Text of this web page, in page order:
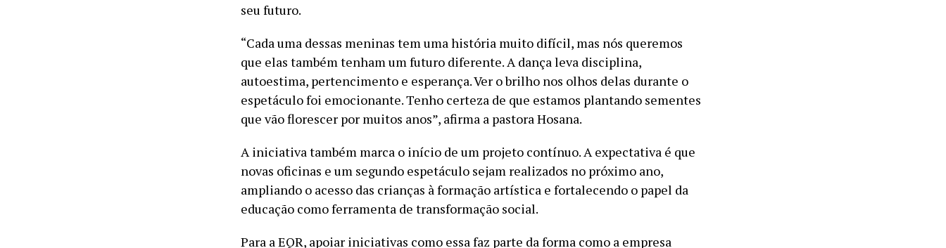
seu futuro.
“Cada uma dessas meninas tem uma história muito difícil, mas nós queremos
que elas também tenham um futuro diferente. A dança leva disciplina,
autoestima, pertencimento e esperança. Ver o brilho nos olhos delas durante o
espetáculo foi emocionante. Tenho certeza de que estamos plantando sementes
que vão florescer por muitos anos”, afirma a pastora Hosana.
A iniciativa também marca o início de um projeto contínuo. A expectativa é que
novas oficinas e um segundo espetáculo sejam realizados no próximo ano,
ampliando o acesso das crianças à formação artística e fortalecendo o papel da
educação como ferramenta de transformação social.
Para a EQR, apoiar iniciativas como essa faz parte da forma como a empresa